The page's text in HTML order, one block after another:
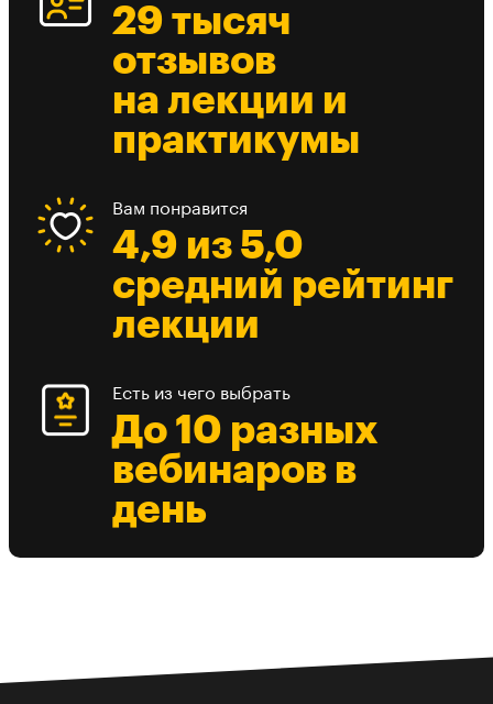
29 тысяч
отзывов
на лекции и
практикумы
Вам понравится
4,9 из 5,0
средний рейтинг
лекции
Есть из чего выбрать
До 10 разных
вебинаров в
день